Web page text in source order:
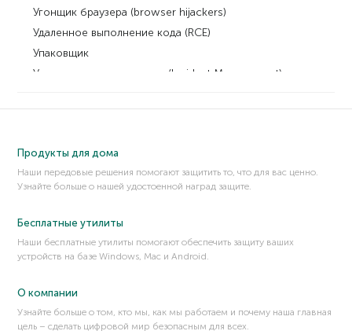
Угонщик браузера (browser hijackers)
Удаленное выполнение кода (RCE)
Упаковщик
Управление инцидентами (Incident Management)
Уязвимость
Продукты для дома
Наши передовые решения помогают защитить то, что для вас ценно.
Узнайте больше о нашей удостоенной наград защите.
Бесплатные утилиты
Наши бесплатные утилиты помогают обеспечить защиту ваших
устройств на базе Windows, Mac и Android.
О компании
Узнайте больше о том, кто мы, как мы работаем и почему наша главная
цель – сделать цифровой мир безопасным для всех.